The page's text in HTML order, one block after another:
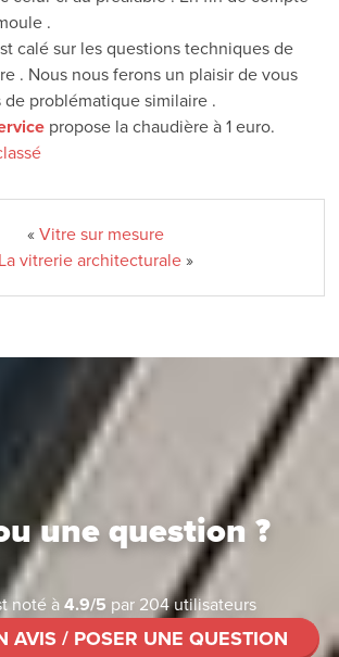
.
calé sur les questions techniques de
. Nous nous ferons un plaisir de vous
de problématique similaire .
propose la chaudière à 1 euro.
« Vitre sur mesure
La vitrerie architecturale»
une question ?
noté à4.9/5 par 204utilisateurs
AVIS / POSER UNE QUESTION